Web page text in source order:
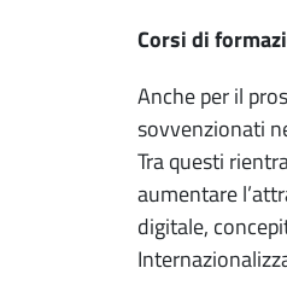
Corsi di
Anche per il
sovvenzionati
Tra questi
aumentare
digitale,